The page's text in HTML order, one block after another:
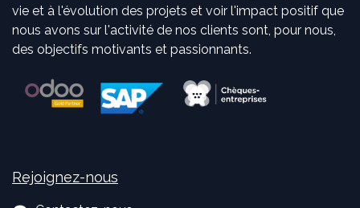
vie et à l'évolution des projets et voir l'impact positif que
nous avons sur l'activité de nos clients sont, pour nous,
des objectifs motivants et passionnants.
Rejoignez-nous